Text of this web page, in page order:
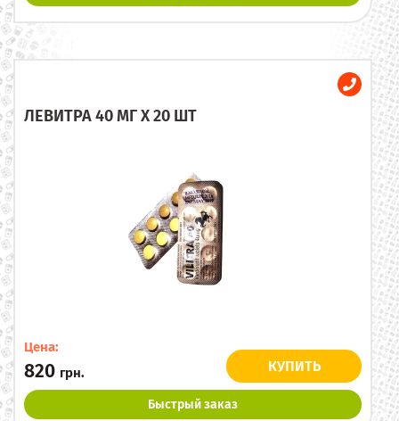
ЛЕВИТРА 40 МГ X 20 ШТ
Цена:
820 грн. КУПИТЬ
Быстрый заказ